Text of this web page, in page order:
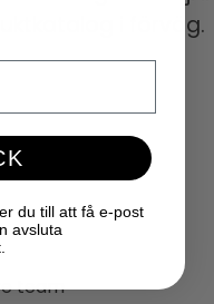
i förväg.
team
du till att få e-post
avsluta